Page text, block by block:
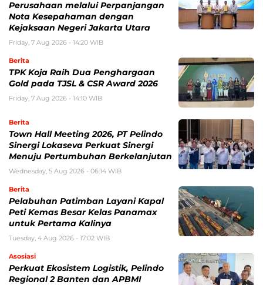
Perusahaan melalui Perpanjangan
Nota Kesepahaman dengan
Kejaksaan Negeri Jakarta Utara
Friday, 7 Aug 2026 - 14:20 WIB
Berita
TPK Koja Raih Dua Penghargaan
Gold pada TJSL & CSR Award 2026
Friday, 7 Aug 2026 - 14:10 WIB
Berita
Town Hall Meeting 2026, PT Pelindo
Sinergi Lokaseva Perkuat Sinergi
Menuju Pertumbuhan Berkelanjutan
Wednesday, 5 Aug 2026 - 06:14 WIB
Berita
Pelabuhan Patimban Layani Kapal
Peti Kemas Besar Kelas Panamax
untuk Pertama Kalinya
Tuesday, 4 Aug 2026 - 17:02 WIB
Asosiasi
Perkuat Ekosistem Logistik, Pelindo
Regional 2 Banten dan APBMI